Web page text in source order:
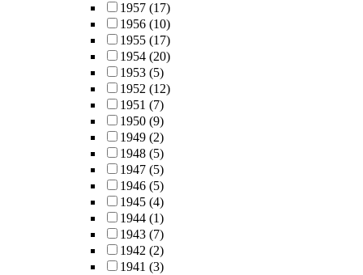
1957 (17)
1956 (10)
1955 (17)
1954 (20)
1953 (5)
1952 (12)
1951 (7)
1950 (9)
1949 (2)
1948 (5)
1947 (5)
1946 (5)
1945 (4)
1944 (1)
1943 (7)
1942 (2)
1941 (3)